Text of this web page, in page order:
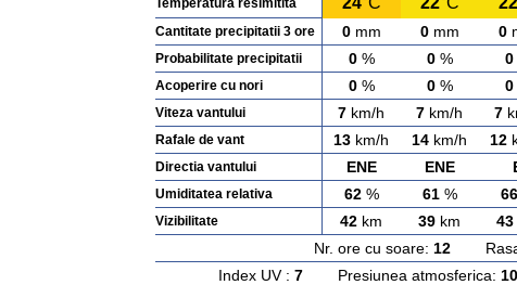
Temperatura resimitita
Cantitate precipitatii 3 ore 0mm 0mm 0
Probabilitate precipitatii 0% 0% 0
Acoperire cu nori 0% 0% 0
Viteza vantului 7 km/h 7 km/h 7
Rafale de vant 13 km/h 14 km/h 12
Directia vantului ENE ENE
Umiditatea relativa 62% 61% 66
Vizibilitate 42 km 39 km 43
Nr. ore cu soare: 12
Index UV : 7 Presiunea atmosferica: